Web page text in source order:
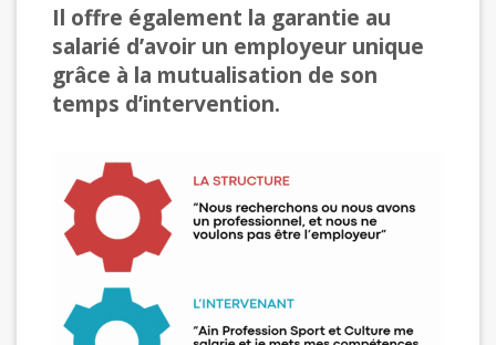
Il offre également la garantie au
salarié d’avoir un employeur unique
grâce à la mutualisation de son
temps d’intervention.